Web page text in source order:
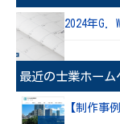
2024年G.
最近の士業ホーム
【制作事